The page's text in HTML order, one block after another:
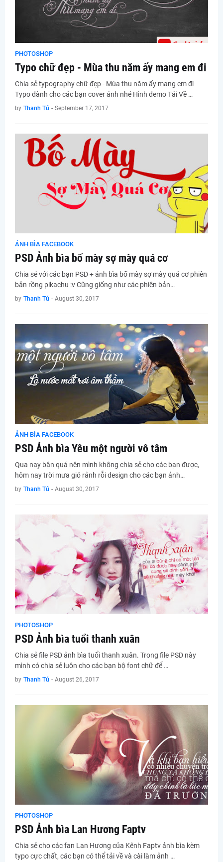
PHOTOSHOP
Typo chữ đẹp - Mùa thu năm ấy mang em đi
Chia sẻ typography chữ đẹp - Mùa thu năm ấy mang em đi
Typo dành cho các bạn cover ảnh nhé Hình demo Tải Về …
by Thanh Tú - September 17, 2017
ẢNH BÌA FACEBOOK
PSD Ảnh bìa bố mày sợ mày quá cơ
Chia sẻ với các bạn PSD + ảnh bìa bố mày sợ mày quá cơ phiên
bản rồng pikachu :v Cũng giống như các phiên bản…
by Thanh Tú - August 30, 2017
ẢNH BÌA FACEBOOK
PSD Ảnh bìa Yêu một người vô tâm
Qua nay bận quá nên mình không chia sẻ cho các bạn được,
hôm nay trời mưa gió rảnh rỗi design cho các bạn ảnh…
by Thanh Tú - August 30, 2017
PHOTOSHOP
PSD Ảnh bìa tuổi thanh xuân
Chia sẻ file PSD ảnh bìa tuổi thanh xuân. Trong file PSD này
mình có chia sẻ luôn cho các bạn bộ font chữ để …
by Thanh Tú - August 26, 2017
PHOTOSHOP
PSD Ảnh bìa Lan Hương Faptv
Chia sẻ cho các fan Lan Hương của Kênh Faptv ảnh bìa kèm
typo cực chất, các bạn có thể tải về và cài làm ảnh …